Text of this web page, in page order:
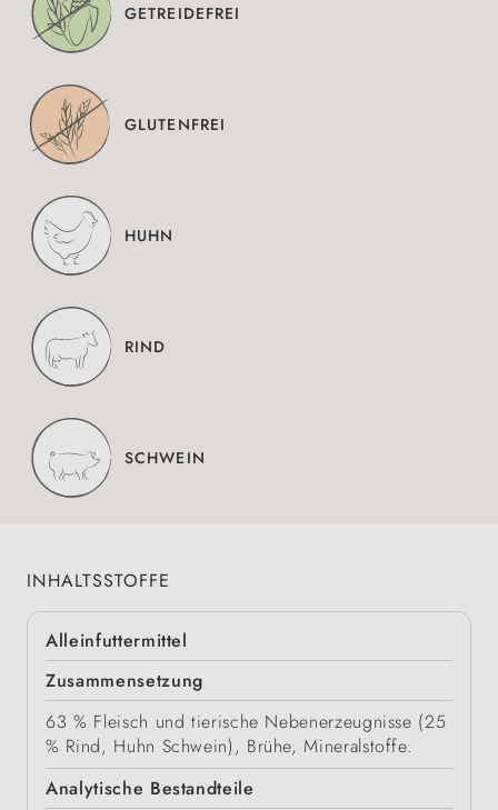
GETREIDEFREI
GLUTENFREI
HUHN
RIND
SCHWEIN
INHALTSSTOFFE
Alleinfuttermittel
Zusammensetzung
63 % Fleisch und tierische Nebenerzeugnisse (25
% Rind, Huhn Schwein), Brühe, Mineralstoffe.
Analytische Bestandteile